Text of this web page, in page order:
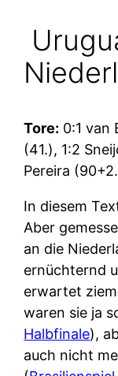
Tore: 0:1 van
(41.), 1:2
Pereira
In diesem
Aber
an die
ernüchternd
erwartet
waren sie ja
Halbfinale),
auch nicht